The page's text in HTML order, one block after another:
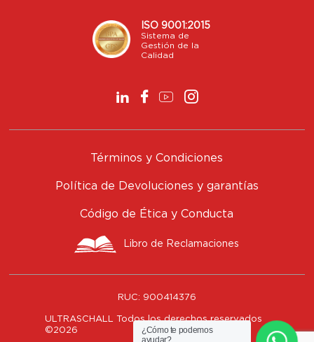
ISO 9001:2015
Sistema de
Gestión de la
Calidad
Términos y Condiciones
Política de Devoluciones y garantías
Código de Ética y Conducta
Libro de Reclamaciones
RUC: 900414376
ULTRASCHALL Todos los derechos reservados
©2026
¿Cómo te podemos
ayudar?